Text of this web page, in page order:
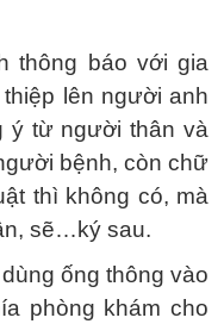
thông báo với gia
lên người anh
ý từ người thân và
bệnh, còn chữ
thì không có, mà
sẽ…ký sau.
ống thông vào
phòng khám cho